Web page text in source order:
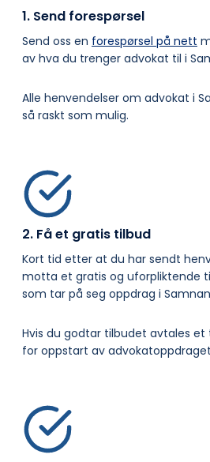
1. Send forespørsel
Send oss en forespørsel på nett
av hva du trenger advokat til i
Alle henvendelser om advokat i
så raskt som mulig.
2. Få et gratis tilbud
Kort tid etter at du har sendt
motta et gratis og uforpliktende
som tar på seg oppdrag i
Hvis du godtar tilbudet avtales et
for oppstart av